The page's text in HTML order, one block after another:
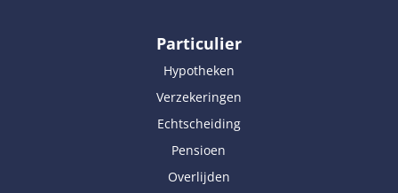
Particulier
Hypotheken
Verzekeringen
Echtscheiding
Pensioen
Overlijden